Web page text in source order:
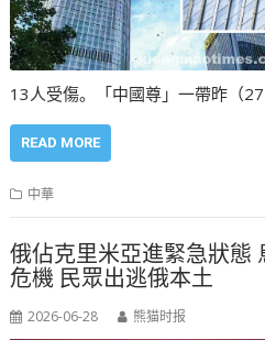
13人受傷。「中國尊」一帶昨（
READ MORE
中華
俄佔克里米亞進緊急狀態
危機 民眾出逃俄本土
2026-06-28 熊猫时报